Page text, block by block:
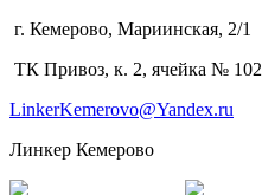
г. Кемерово, Мариинская, 2/1
ТК Привоз, к. 2, ячейка № 102
LinkerKemerovo@Yandex.ru
Линкер Кемерово